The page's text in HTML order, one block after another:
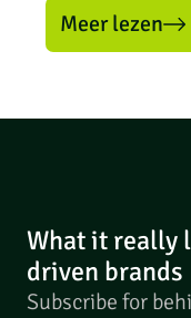
Meer lezen
What it really
driven brands
Subscribe for